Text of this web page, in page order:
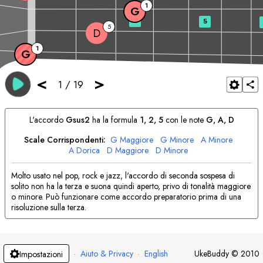
< 1 / 19 >
G 1
D 5
G 1
3 5
L'accordo Gsus2 ha la formula 1, 2, 5con le note G, A, D
Scale Corrispondenti: G Maggiore G Minore A Minore
A Dorica D Maggiore D Minore
Molto usato nel pop, rock e jazz, l'accordo di seconda sospesa di
solito non ha la terza e suona quindi aperto, privo di tonalità maggiore
o minore. Può funzionare come accordo preparatorio prima di una
risoluzione sulla terza.
Impostazioni · Aiuto & Privacy · English UkeBuddy © 2010